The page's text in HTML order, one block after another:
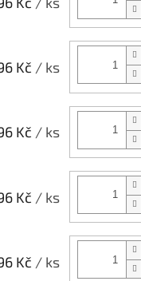
Kč / ks
Kč / ks
Kč / ks
Kč / ks